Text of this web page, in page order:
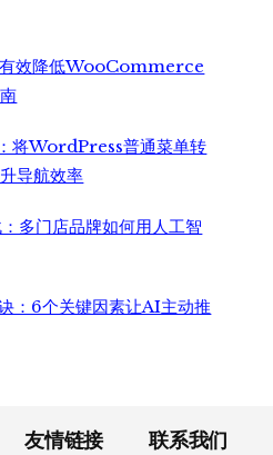
效降低WooCommerce
将WordPress普通菜单转
导航效率
多门店品牌如何用人工智
：6个关键因素让AI主动推
友情链接 联系我们